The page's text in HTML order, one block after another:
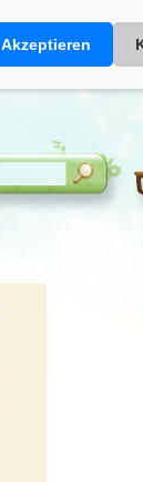
auf Facebook|
Akzeptieren